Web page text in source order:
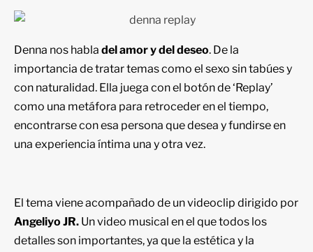
Denna nos habla del amor y del deseo. De la
importancia de tratar temas como el sexo sin tabúes y
con naturalidad. Ella juega con el botón de ‘Replay’
como una metáfora para retroceder en el tiempo,
encontrarse con esa persona que desea y fundirse en
una experiencia íntima una y otra vez.
El tema viene acompañado de un videoclip dirigido por
Angeliyo JR. Un video musical en el que todos los
detalles son importantes, ya que la estética y la